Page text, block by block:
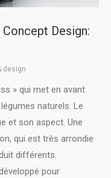
Design:
design
» qui met en avant
naturels. Le
et son aspect. Une
qui est très arrondie
différents.
pour